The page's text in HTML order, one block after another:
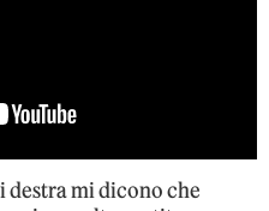
destra mi dicono che